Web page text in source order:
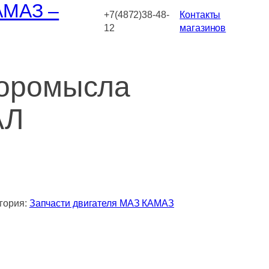
–
+7(4872)38-48-
12
Контакты
магазинов
Запчасти двигателя МАЗ КАМАЗ